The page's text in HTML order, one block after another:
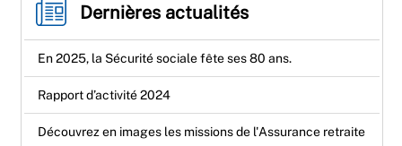
Dernières actualités
En 2025, la Sécurité sociale fête ses 80 ans.
Rapport d’activité 2024
Découvrez en images les missions de l'Assurance retraite